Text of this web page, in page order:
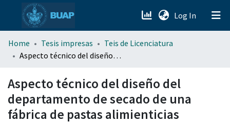
Log In (current)
menu.section.about_menu
Home Tesis impresas
Teis de Licenciatura
Aspecto técnico del diseño del departamento de secado de una fábrica de pastas alimienticias
Aspecto técnico del diseño del
departamento de secado de una
fábrica de pastas alimienticias